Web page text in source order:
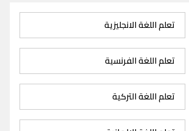
تعلم اللغة الانجليزية
تعلم اللغة الفرنسية
تعلم اللغة التركية